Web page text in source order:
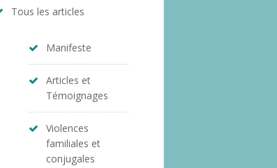
Tous les articles
Manifeste
Articles et
Témoignages
Violences
familiales et
conjugales